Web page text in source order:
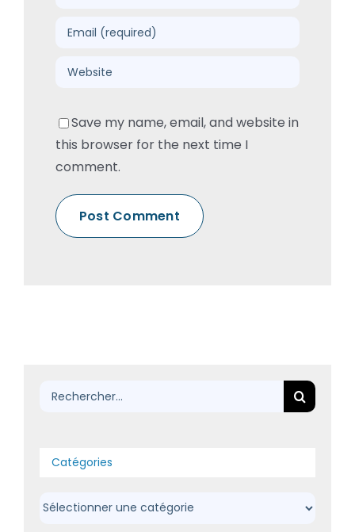
Save my name, email, and website in
this browser for the next time I
comment.
Rechercher:
Catégories
Catégories